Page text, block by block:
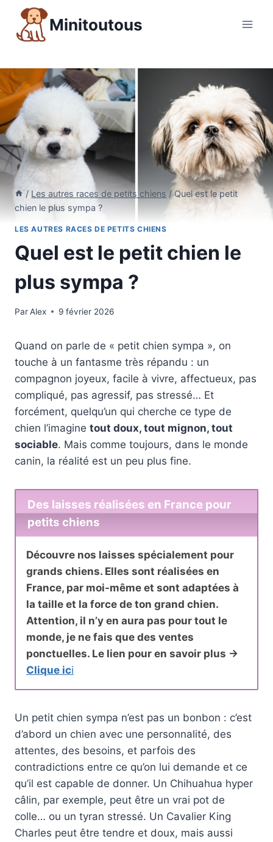
contenu
Minitoutous
/ Les autres races de petits chiens / Quel est le petit
chien le plus sympa ?
LES AUTRES RACES DE PETITS CHIENS
Quel est le petit chien le
plus sympa ?
ParAlex 9 février 2026
Quand on parle de « petit chien sympa », on
touche à un fantasme très répandu : un
compagnon joyeux, facile à vivre, affectueux, pas
compliqué, pas agressif, pas stressé… Et
forcément, quelqu’un qui cherche ce type de
chien l’imagine tout doux, tout mignon, tout
sociable. Mais comme toujours, dans le monde
canin, la réalité est un peu plus fine.
Des laisses réalisées en France pour
petits chiens
Découvre nos laisses spécialement pour
grands chiens. Elles sont réalisées en
France, par moi-même et sont adaptées à
la taille et la force de ton grand chien.
Attention, il n’y en aura pas pour tout le
monde, je ne fais que des ventes
ponctuelles. Le lien pour en savoir plus ->
Clique ici
Un petit chien sympa n’est pas un bonbon : c’est
d’abord un chien avec une personnalité, des
attentes, des besoins, et parfois des
contradictions entre ce qu’on lui demande et ce
qu’il est capable de donner. Un Chihuahua hyper
câlin, par exemple, peut être un vrai pot de
colle… ou un tyran stressé. Un Cavalier King
Charles peut être tendre et doux, mais aussi